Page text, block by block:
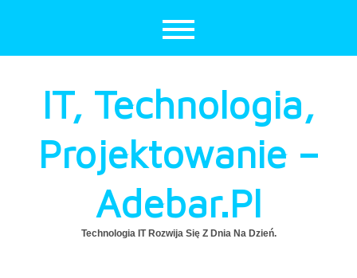
IT, Technologia,
Projektowanie –
Adebar.pl
Technologia IT Rozwija Się Z Dnia Na Dzień.